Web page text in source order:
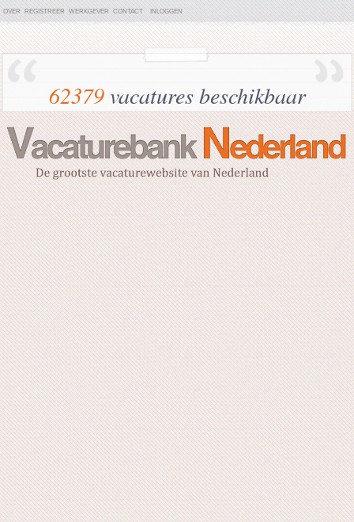
OVER REGISTREER WERKGEVER CONTACT INLOGGEN
62379vacatures beschikbaar